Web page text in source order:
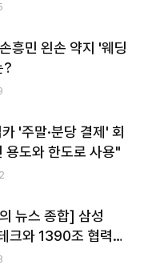
흥민 왼손 약지 '웨딩
?
'주말·분당 결제' 회
용도와 한도로 사용"
스 종합] 삼성
크와 1390조 협력…